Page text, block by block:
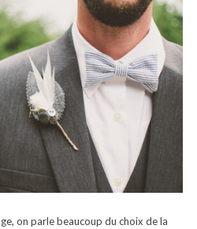
on parle beaucoup du choix de la